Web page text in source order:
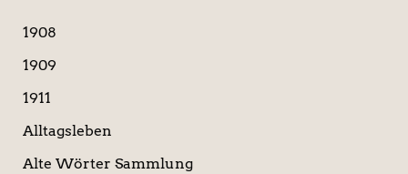
n
a
h
1908
1909
1911
Alltagsleben
Alte Wörter Sammlung